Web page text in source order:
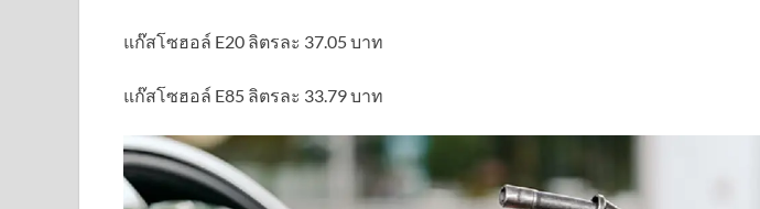
แก๊สโซฮอล์ E20 ลิตรละ 37.05 บาท
แก๊สโซฮอล์ E85 ลิตรละ 33.79 บาท